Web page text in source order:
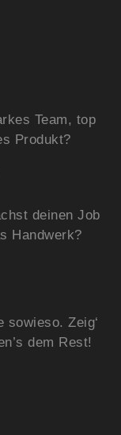
Team, top
Produkt?
deinen Job
Handwerk?
sowieso. Zeig‘
dem Rest!